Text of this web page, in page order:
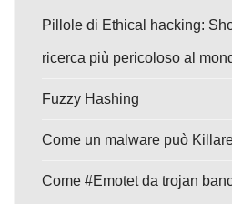
Pillole di Ethical hacking:
ricerca più pericoloso al
Fuzzy Hashing
Come un malware può
Come #Emotet da trojan